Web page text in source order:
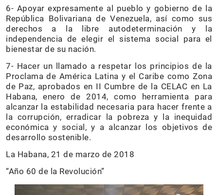
6- Apoyar expresamente al pueblo y gobierno de la
República Bolivariana de Venezuela, así como sus
derechos a la libre autodeterminación y la
independencia de elegir el sistema social para el
bienestar de su nación.
7- Hacer un llamado a respetar los principios de la
Proclama de América Latina y el Caribe como Zona
de Paz, aprobados en II Cumbre de la CELAC en La
Habana, enero de 2014, como herramienta para
alcanzar la estabilidad necesaria para hacer frente a
la corrupción, erradicar la pobreza y la inequidad
económica y social, y a alcanzar los objetivos de
desarrollo sostenible.
La Habana, 21 de marzo de 2018
“Año 60 de la Revolución”